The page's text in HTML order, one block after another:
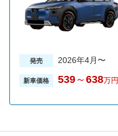
発売 2026年4月〜
新車価格 539～ 638万円